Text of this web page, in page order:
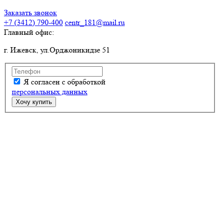
Заказать звонок
+7 (3412) 790-400 centr_181@mail.ru
Главный офис:
г. Ижевск, ул.Орджоникидзе 51
Я согласен с обработкой
персональных данных